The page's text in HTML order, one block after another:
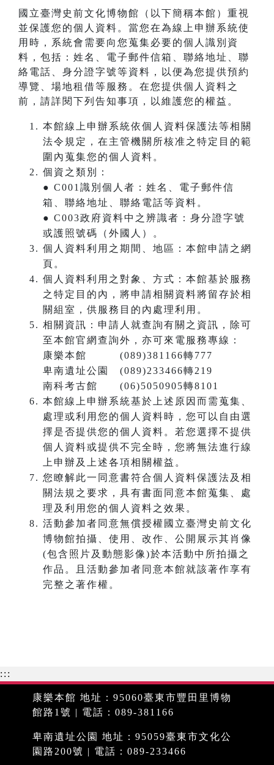
國立臺灣史前文化博物館（以下簡稱本館）重視
並保護您的個人資料。當您在為線上申辦系統使
用時，系統會需要向您蒐集必要的個人識別資
料，包括：姓名、電子郵件信箱、聯絡地址、聯
絡電話、身分證字號等資料，以便為您提供預約
導覽、場地租借等服務。在您提供個人資料之
前，請詳閱下列告知事項，以維護您的權益。
本館線上申辦系統依個人資料保護法等相關
法令規定，在主管機關所核准之特定目的範
圍內蒐集您的個人資料。
個資之類別：
● C001識別個人者：姓名、電子郵件信
箱、聯絡地址、聯絡電話等資料。
● C003政府資料中之辨識者：身分證字號
或護照號碼（外國人）。
個人資料利用之期間、地區：本館申請之網
頁。
個人資料利用之對象、方式：本館基於服務
之特定目的內，將申請相關資料將留存於相
關組室，供服務目的內處理利用。
相關資訊：申請人就查詢有關之資訊，除可
至本館官網查詢外，亦可來電服務專線：
康樂本館 (089)381166轉777
卑南遺址公園 (089)233466轉219
南科考古館 (06)5050905轉8101
本館線上申辦系統基於上述原因而需蒐集、
處理或利用您的個人資料時，您可以自由選
擇是否提供您的個人資料。若您選擇不提供
個人資料或提供不完全時，您將無法進行線
上申辦及上述各項相關權益。
您瞭解此一同意書符合個人資料保護法及相
關法規之要求，具有書面同意本館蒐集、處
理及利用您的個人資料之效果。
活動參加者同意無償授權國立臺灣史前文化
博物館拍攝、使用、改作、公開展示其肖像
(包含照片及動態影像)於本活動中所拍攝之
作品。且活動參加者同意本館就該著作享有
完整之著作權。
:::
康樂本館 地址：95060臺東市豐田里博物
館路1號 | 電話：089-381166
卑南遺址公園 地址：95059臺東市文化公
園路200號 | 電話：089-233466